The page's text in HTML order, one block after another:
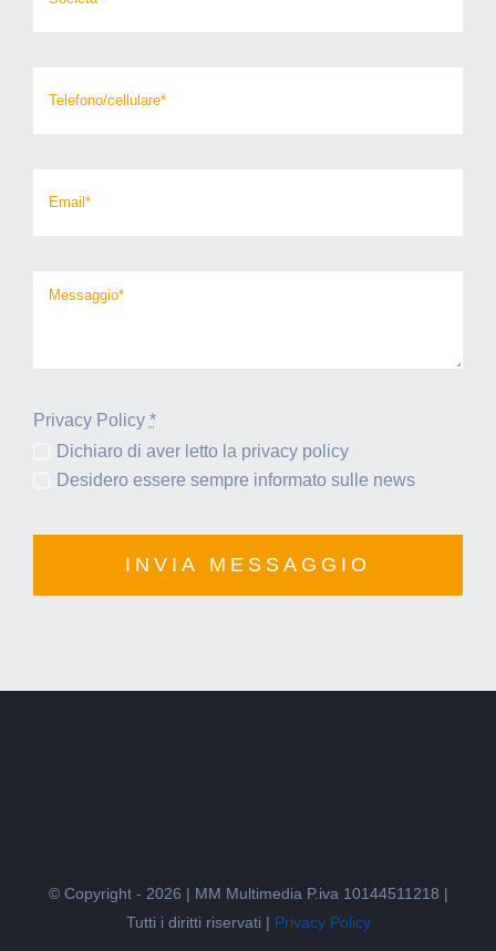
Privacy Policy *
Dichiaro di aver letto la privacy policy
Desidero essere sempre informato sulle news
INVIA MESSAGGIO
© Copyright - 2026 | MM Multimedia P.iva 10144511218 |
Tutti i diritti riservati | Privacy Policy